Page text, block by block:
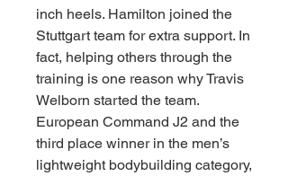
inch heels. Hamilton joined the
Stuttgart team for extra support. In
fact, helping others through the
training is one reason why Travis
Welborn started the team.
European Command J2 and the
third place winner in the men’s
lightweight bodybuilding category,